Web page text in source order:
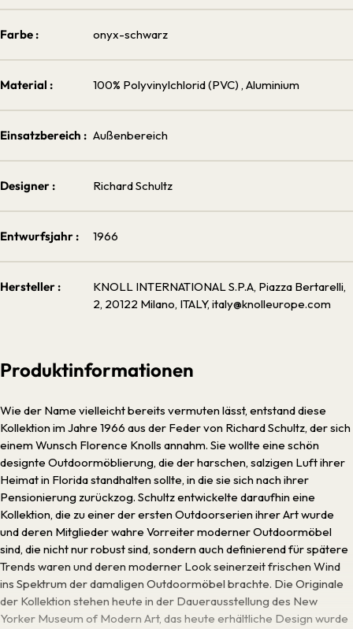
Farbe : onyx-schwarz
Material : 100% Polyvinylchlorid (PVC) , Aluminium
Einsatzbereich : Außenbereich
Designer : Richard Schultz
Entwurfsjahr : 1966
Hersteller :
KNOLL INTERNATIONAL S.P.A, Piazza Bertarelli,
2, 20122 Milano, ITALY, italy@knolleurope.com
Produktinformationen
Wie der Name vielleicht bereits vermuten lässt, entstand diese
Kollektion im Jahre 1966 aus der Feder von Richard Schultz, der sich
einem Wunsch Florence Knolls annahm. Sie wollte eine schön
designte Outdoormöblierung, die der harschen, salzigen Luft ihrer
Heimat in Florida standhalten sollte, in die sie sich nach ihrer
Pensionierung zurückzog. Schultz entwickelte daraufhin eine
Kollektion, die zu einer der ersten Outdoorserien ihrer Art wurde
und deren Mitglieder wahre Vorreiter moderner Outdoormöbel
sind, die nicht nur robust sind, sondern auch definierend für spätere
Trends waren und deren moderner Look seinerzeit frischen Wind
ins Spektrum der damaligen Outdoormöbel brachte. Die Originale
der Kollektion stehen heute in der Dauerausstellung des New
Yorker Museum of Modern Art, das heute erhältliche Design wurde